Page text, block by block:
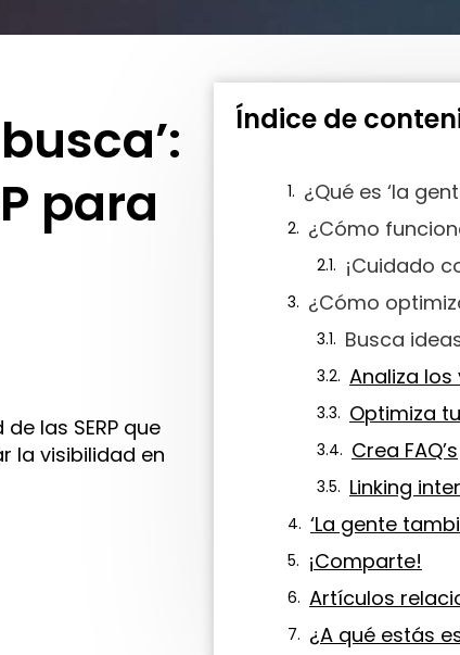
para
las SERP que
la visibilidad en
Índice de
¿Qué es ‘la
¿Cómo
¡Cuidado
Busca
Optimiza
Crea FAQ’s
Linking
¡Comparte!
Artículos
¿A qué estás